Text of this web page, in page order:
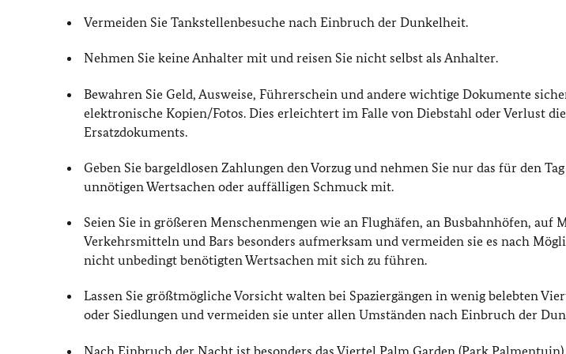
Vermeiden Sie Tankstellenbesuche nach Einbruch der Dunkelheit.
Nehmen Sie keine Anhalter mit und reisen Sie nicht selbst als Anhalter.
Bewahren Sie Geld, Ausweise, Führerschein und andere wichtige Dokumente
elektronische Kopien/Fotos. Dies erleichtert im Falle von Diebstahl oder Verlust
Ersatzdokuments.
Geben Sie bargeldlosen Zahlungen den Vorzug und nehmen Sie nur das für den
unnötigen Wertsachen oder auffälligen Schmuck mit.
Seien Sie in größeren Menschenmengen wie an Flughäfen, an Busbahnhöfen, auf
Verkehrsmitteln und Bars besonders aufmerksam und vermeiden sie es nach
nicht unbedingt benötigten Wertsachen mit sich zu führen.
Lassen Sie größtmögliche Vorsicht walten bei Spaziergängen in wenig belebten
oder Siedlungen und vermeiden sie unter allen Umständen nach Einbruch der
Nach Einbruch der Nacht ist besonders das Viertel Palm Garden (Park Palmentuin)